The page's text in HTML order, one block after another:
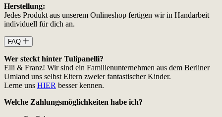
Herstellung:
Jedes Produkt aus unserem Onlineshop fertigen wir in Handarbeit
individuell für dich an.
FAQ
Wer steckt hinter Tulipanelli?
Elli & Franz! Wir sind ein Familienunternehmen aus dem Berliner
Umland uns selbst Eltern zweier fantastischer Kinder.
Lerne uns HIER besser kennen.
Welche Zahlungsmöglichkeiten habe ich?